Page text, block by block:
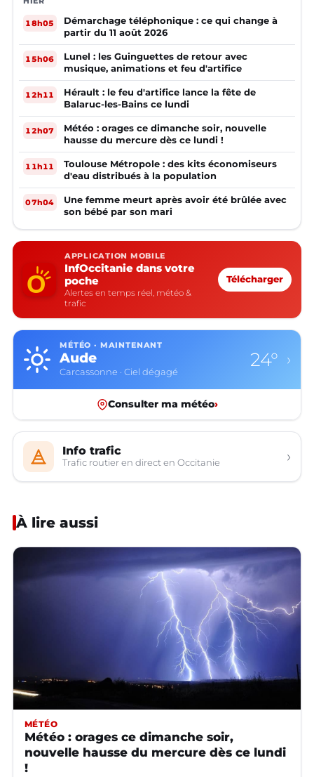
18h05
Démarchage téléphonique : ce qui change à
partir du 11 août 2026
15h06
Lunel : les Guinguettes de retour avec
musique, animations et feu d'artifice
12h11
Hérault : le feu d'artifice lance la fête de
Balaruc-les-Bains ce lundi
12h07
Météo : orages ce dimanche soir, nouvelle
hausse du mercure dès ce lundi !
11h11
Toulouse Métropole : des kits économiseurs
d'eau distribués à la population
07h04
Une femme meurt après avoir été brûlée avec
son bébé par son mari
APPLICATION MOBILE
InfOccitanie dans votre
poche
Alertes en temps réel, météo &
trafic
Télécharger
MÉTÉO · MAINTENANT
Aude
Carcassonne · Ciel dégagé
24° ›
Consulter ma météo›
Info trafic
Trafic routier en direct en Occitanie ›
À lire aussi
MÉTÉO
Météo : orages ce dimanche soir,
nouvelle hausse du mercure dès ce lundi
!